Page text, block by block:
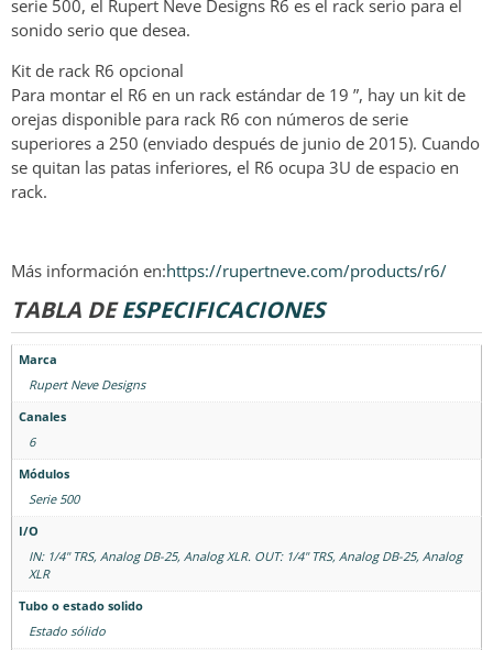
serie 500, el Rupert Neve Designs R6 es el rack serio para el
sonido serio que desea.
Kit de rack R6 opcional
Para montar el R6 en un rack estándar de 19 ”, hay un kit de
orejas disponible para rack R6 con números de serie
superiores a 250 (enviado después de junio de 2015). Cuando
se quitan las patas inferiores, el R6 ocupa 3U de espacio en
rack.
Más información en:https://rupertneve.com/products/r6/
TABLA DEESPECIFICACIONES
Marca
Rupert Neve Designs
Canales
6
Módulos
Serie 500
I/O
IN: 1/4" TRS, Analog DB-25, Analog XLR. OUT: 1/4" TRS, Analog DB-25, Analog
XLR
Tubo o estado solido
Estado sólido